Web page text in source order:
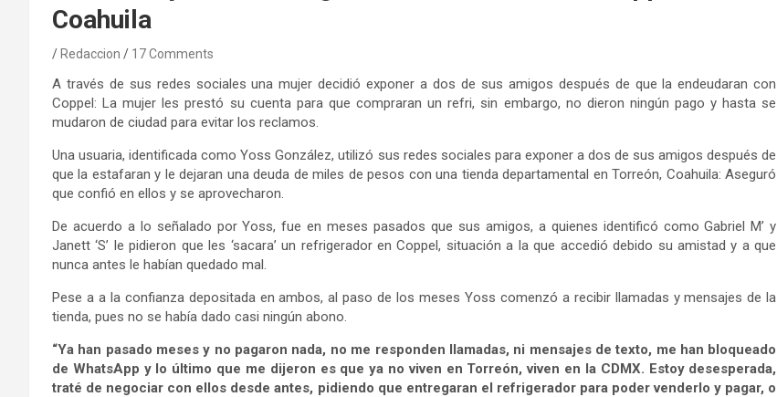
Coahuila
Redaccion 17 Comments
A través de sus redes sociales una mujer decidió exponer a dos de sus amigos después de que la endeudaran con
Coppel: La mujer les prestó su cuenta para que compraran un refri, sin embargo, no dieron ningún pago y hasta se
mudaron de ciudad para evitar los reclamos.
Una usuaria, identificada como Yoss González, utilizó sus redes sociales para exponer a dos de sus amigos después de
que la estafaran y le dejaran una deuda de miles de pesos con una tienda departamental en Torreón, Coahuila: Aseguró
que confió en ellos y se aprovecharon.
De acuerdo a lo señalado por Yoss, fue en meses pasados que sus amigos, a quienes identificó como Gabriel M’ y
Janett ‘S’ le pidieron que les ‘sacara’ un refrigerador en Coppel, situación a la que accedió debido su amistad y a que
nunca antes le habían quedado mal.
Pese a a la confianza depositada en ambos, al paso de los meses Yoss comenzó a recibir llamadas y mensajes de la
tienda, pues no se había dado casi ningún abono.
“Ya han pasado meses y no pagaron nada, no me responden llamadas, ni mensajes de texto, me han bloqueado
de WhatsApp y lo último que me dijeron es que ya no viven en Torreón, viven en la CDMX. Estoy desesperada,
traté de negociar con ellos desde antes, pidiendo que entregaran el refrigerador para poder venderlo y pagar, o